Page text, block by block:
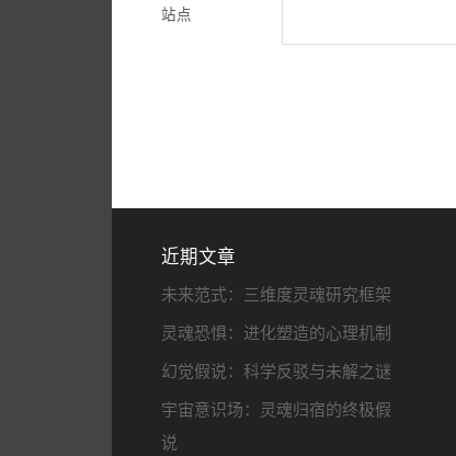
站点
近期文章
未来范式：三维度灵魂研究框架
灵魂恐惧：进化塑造的心理机制
幻觉假说：科学反驳与未解之谜
宇宙意识场：灵魂归宿的终极假
说